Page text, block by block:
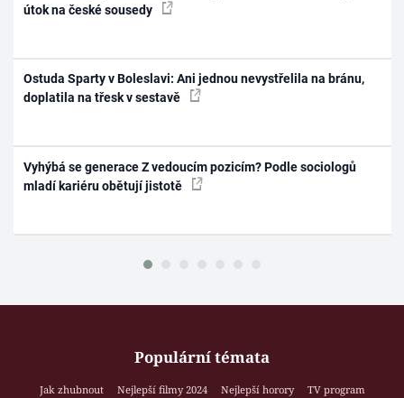
útok na české sousedy
Ostuda Sparty v Boleslavi: Ani jednou nevystřelila na bránu,
doplatila na třesk v sestavě
Vyhýbá se generace Z vedoucím pozicím? Podle sociologů
mladí kariéru obětují jistotě
Populární témata
Jak zhubnout Nejlepší filmy 2024 Nejlepší horory
TV program